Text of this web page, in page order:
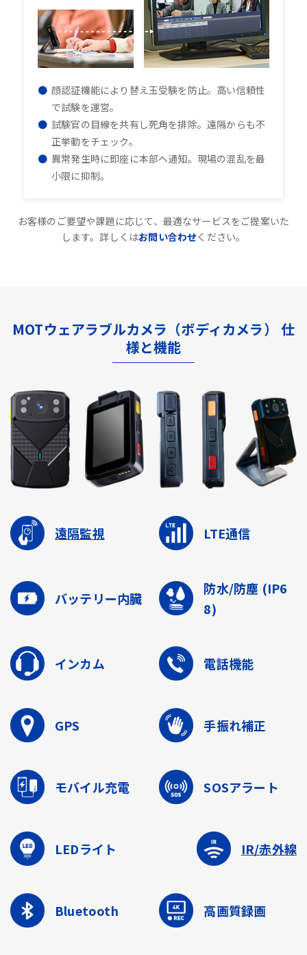
顔認証機能により替え玉受験を防止。高い信頼性
で試験を運営。
試験官の目線を共有し死角を排除。遠隔からも不
正挙動をチェック。
異常発生時に即座に本部へ通知。現場の混乱を最
小限に抑制。
お客様のご要望や課題に応じて、最適なサービスをご提案いた
します。詳しくはお問い合わせください。
MOTウェアラブルカメラ（ボディカメラ） 仕
様と機能
遠隔監視 LTE通信
バッテリー内臓
防水/防塵 (IP6
8)
インカム 電話機能
GPS 手振れ補正
モバイル充電 SOSアラート
LEDライト IR/赤外線
Bluetooth 高画質録画